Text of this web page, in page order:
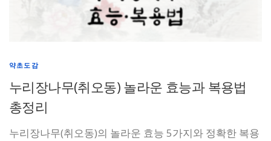
약초도감
누리장나무(취오동) 놀라운 효능과 복용법
총정리
누리장나무(취오동)의 놀라운 효능 5가지와 정확한 복용